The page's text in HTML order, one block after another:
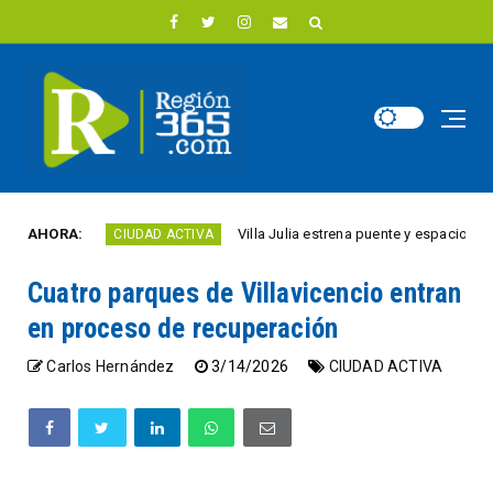
AHORA:CIUDAD ACTIVA Villa Julia estrena puente y espacios
Cuatro parques de Villavicencio entran
en proceso de recuperación
Carlos Hernández 3/14/2026 CIUDAD ACTIVA